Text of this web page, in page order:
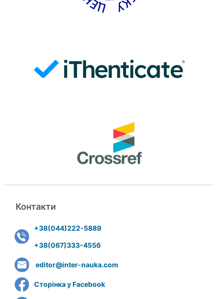
Контакти
+38(044)222-5889
+38(067)333-4556
editor@inter-nauka.com
Сторінка у Facebook